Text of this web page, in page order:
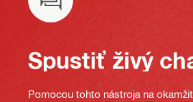
Spustiť živý
Pomocou tohto nástroja na